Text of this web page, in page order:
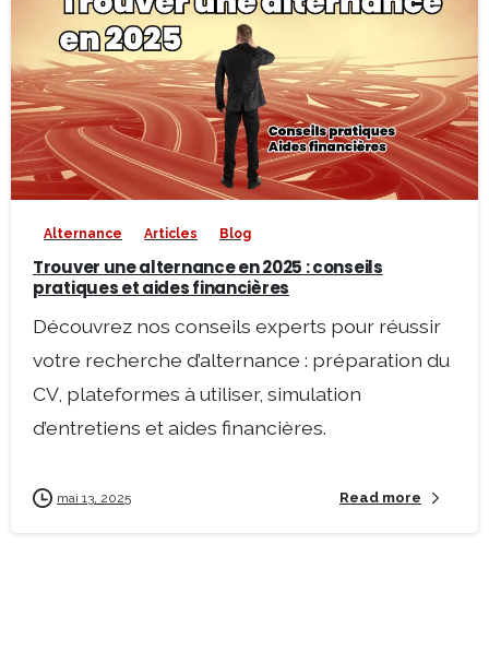
0
Alternance Articles Blog
Trouver une alternance en 2025 : conseils
pratiques et aides financières
Découvrez nos conseils experts pour réussir
votre recherche d’alternance : préparation du
CV, plateformes à utiliser, simulation
d’entretiens et aides financières.
mai 13, 2025 Read more